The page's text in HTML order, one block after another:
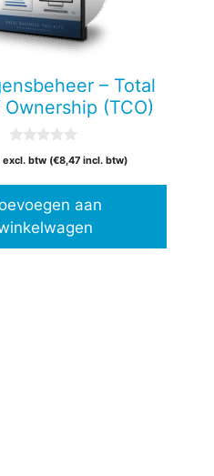
– Total
(TCO)
v
5
excl. btw (€8,47 incl. btw)
aan